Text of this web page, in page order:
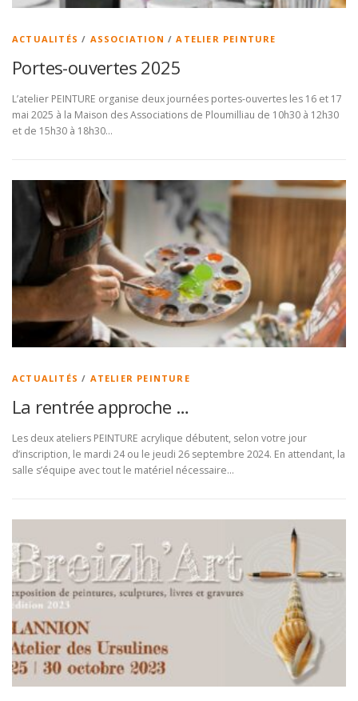
ACTUALITÉS / ASSOCIATION /ATELIER PEINTURE
Portes-ouvertes 2025
L’atelier PEINTURE organise deux journées portes-ouvertes les 16 et 17
mai 2025 à la Maison des Associations de Ploumilliau de 10h30 à 12h30
et de 15h30 à 18h30…
ACTUALITÉS / ATELIER PEINTURE
La rentrée approche …
Les deux ateliers PEINTURE acrylique débutent, selon votre jour
d’inscription, le mardi 24 ou le jeudi 26 septembre 2024. En attendant, la
salle s’équipe avec tout le matériel nécessaire…